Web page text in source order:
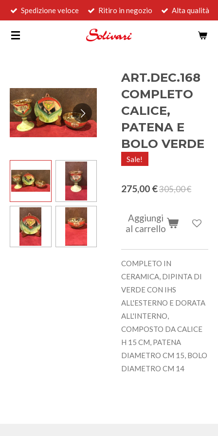
Vai
contenuto
Spedizione veloce Ritiro in negozio Alta qualità
ART.DEC.168
COMPLETO
CALICE,
PATENA E
BOLO VERDE
Sale!
275,00 €305,00 €
Aggiungi
al carrello
COMPLETO IN
CERAMICA, DIPINTA DI
VERDE CON IHS
ALL'ESTERNO E DORATA
ALL'INTERNO,
COMPOSTO DA CALICE
H 15 CM, PATENA
DIAMETRO CM 15, BOLO
DIAMETRO CM 14